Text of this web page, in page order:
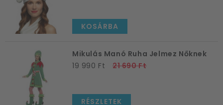
KOSÁRBA
Mikulás Manó Ruha Jelmez Nőknek
19 990 Ft
21 690 Ft
RÉSZLETEK